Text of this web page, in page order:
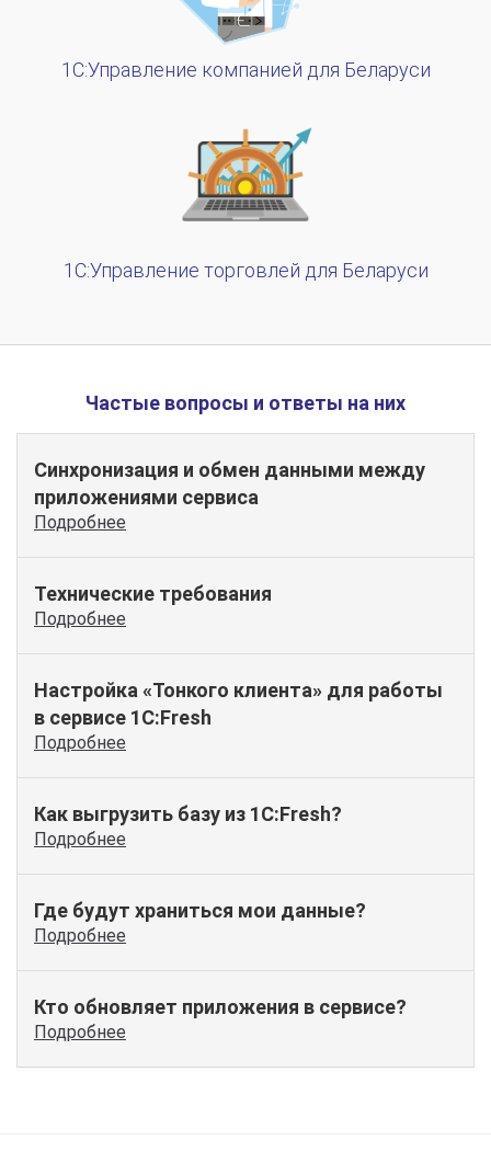
1С:Управление компанией для Беларуси
1C:Управление торговлей для Беларуси
Частые вопросы и ответы на них
Синхронизация и обмен данными между
приложениями сервиса
Подробнее
Технические требования
Подробнее
Настройка «Тонкого клиента» для работы
в сервисе 1C:Fresh
Подробнее
Как выгрузить базу из 1С:Fresh?
Подробнее
Где будут храниться мои данные?
Подробнее
Кто обновляет приложения в сервисе?
Подробнее